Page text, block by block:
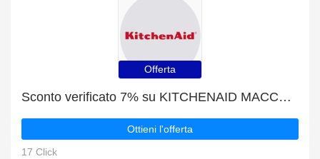
Offerta
Sconto verificato 7% su KITCHENAID MACCHINA PER CAFFÈ DA INCASSO IN ACCIAO
Ottieni l'offerta
17 Click